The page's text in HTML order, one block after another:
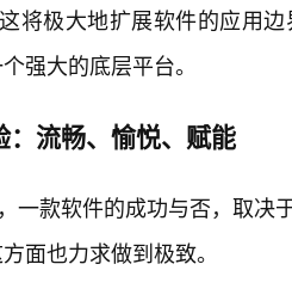
将极大地扩展软件的应用
强大的底层平台。
：流畅、愉悦、赋能
一款软件的成功与否，取决
面也力求做到极致。